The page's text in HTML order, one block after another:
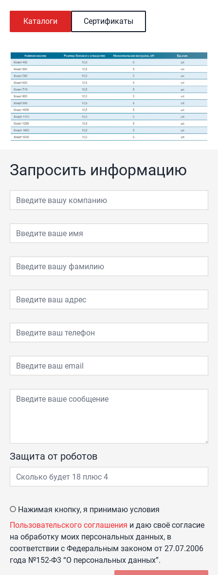
Каталоги Сертификаты
Запросить информацию
Защита от роботов
Нажимая кнопку, я принимаю условия
Пользовательского соглашения и даю своё согласие
на обработку моих персональных данных, в
соответствии с Федеральным законом от 27.07.2006
года №152-Ф3 “О персональных данных”.